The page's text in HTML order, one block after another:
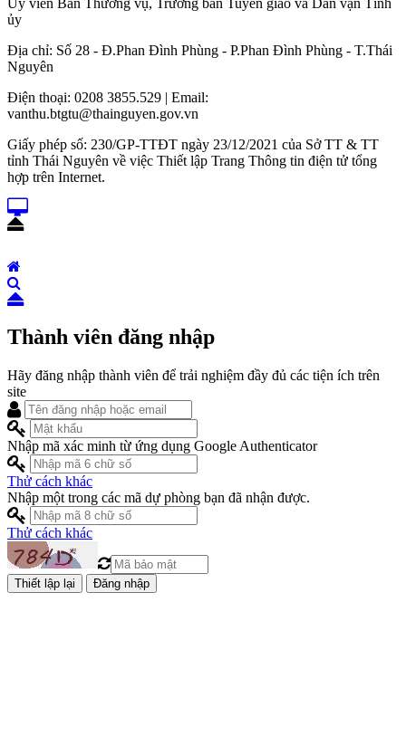
ủy
Địa chỉ: Số 28 - Đ.Phan Đình Phùng - P.Phan Đình Phùng - T.Thái
Nguyên
Điện thoại: 0208 3855.529 | Email:
vanthu.btgtu@thainguyen.gov.vn
Giấy phép số: 230/GP-TTĐT ngày 23/12/2021 của Sở TT & TT
tỉnh Thái Nguyên về việc Thiết lập Trang Thông tin điện tử tổng
hợp trên Internet.
Thành viên đăng nhập
Hãy đăng nhập thành viên để trải nghiệm đầy đủ các tiện ích trên
site
Nhập mã xác minh từ ứng dụng Google Authenticator
Thử cách khác
Nhập một trong các mã dự phòng bạn đã nhận được.
Thử cách khác
Đăng nhập